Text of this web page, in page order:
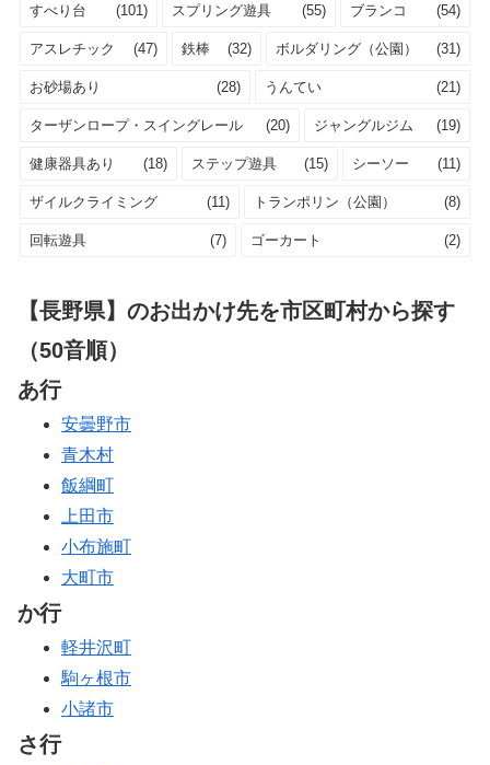
すべり台 (101) スプリング遊具 (55) ブランコ (54)
アスレチック (47) 鉄棒 (32) ボルダリング（公園） (31)
お砂場あり (28) うんてい (21)
ターザンロープ・スイングレール (20) ジャングルジム (19)
健康器具あり (18) ステップ遊具 (15) シーソー (11)
ザイルクライミング (11) トランポリン（公園） (8)
回転遊具 (7) ゴーカート (2)
【長野県】のお出かけ先を市区町村から探す
（50音順）
あ行
安曇野市
青木村
飯綱町
上田市
小布施町
大町市
か行
軽井沢町
駒ヶ根市
小諸市
さ行